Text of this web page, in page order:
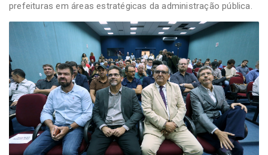
prefeituras em áreas estratégicas da administração pública.